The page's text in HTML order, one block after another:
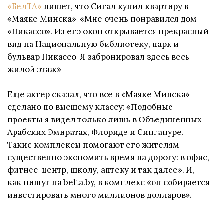
«БелТА» пишет, что Сигал купил квартиру в
«Маяке Минска»: «Мне очень понравился дом
«Пикассо». Из его окон открывается прекрасный
вид на Национальную библиотеку, парк и
бульвар Пикассо. Я забронировал здесь весь
жилой этаж».
Еще актер сказал, что все в «Маяке Минска»
сделано по высшему классу: «Подобные
проекты я видел только лишь в Объединенных
Арабских Эмиратах, Флориде и Сингапуре.
Такие комплексы помогают его жителям
существенно экономить время на дорогу: в офис,
фитнес-центр, школу, аптеку и так далее». И,
как пишут на belta.by, в комплекс «он собирается
инвестировать много миллионов долларов».